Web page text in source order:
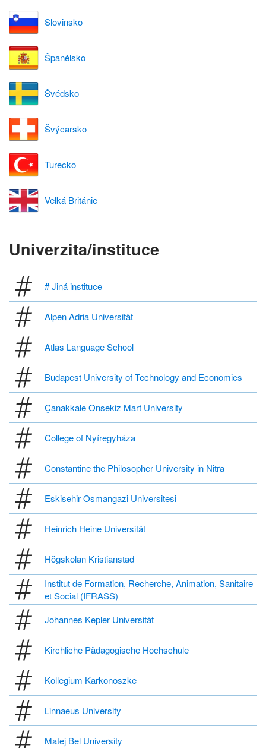
Slovinsko
Španělsko
Švédsko
Švýcarsko
Turecko
Velká Británie
Univerzita/instituce
# Jiná instituce
Alpen Adria Universität
Atlas Language School
Budapest University of Technology and Economics
Çanakkale Onsekiz Mart University
College of Nyíregyháza
Constantine the Philosopher University in Nitra
Eskisehir Osmangazi Universitesi
Heinrich Heine Universität
Högskolan Kristianstad
Institut de Formation, Recherche, Animation, Sanitaire
et Social (IFRASS)
Johannes Kepler Universität
Kirchliche Pädagogische Hochschule
Kollegium Karkonoszke
Linnaeus University
Matej Bel University